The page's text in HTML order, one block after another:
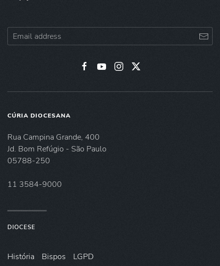
CÚRIA DIOCESANA
Rua Campina Grande, 400
Jd. Bom Refúgio - São Paulo
05788-250
11 3584-9000
DIOCESE
História Bispos LGPD